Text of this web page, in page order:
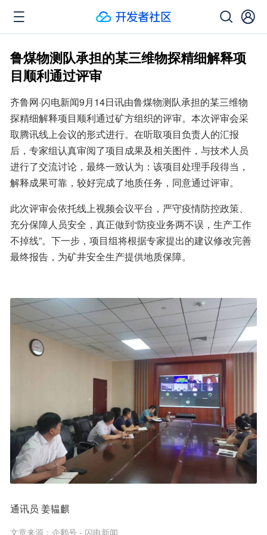
鲁煤物测队承担的某三维物探精细解释项
目顺利通过评审
齐鲁网·闪电新闻9月14日讯由鲁煤物测队承担的某三维物
探精细解释项目顺利通过矿方组织的评审。本次评审会采
取腾讯线上会议的形式进行。在听取项目负责人的汇报
后，专家组认真审阅了项目成果及相关图件，与技术人员
进行了交流讨论，最终一致认为：该项目处理手段得当，
解释成果可靠，较好完成了地质任务，同意通过评审。
此次评审会依托线上视频会议平台，严守疫情防控政策、
充分保障人员安全，真正做到“防疫业务两不误，生产工作
不掉线”。下一步，项目组将根据专家提出的建议修改完善
最终报告，为矿井安全生产提供地质保障。
通讯员 姜韫麒
文章来源： 企鹅号 - 闪电新闻